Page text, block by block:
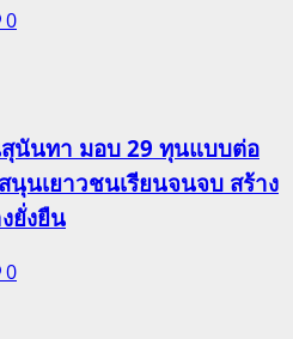
0
นันทา มอบ 29 ทุนแบบต่อ
นเยาวชนเรียนจนจบ สร้าง
ยั่งยืน
0